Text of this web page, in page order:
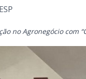
no Agronegócio com